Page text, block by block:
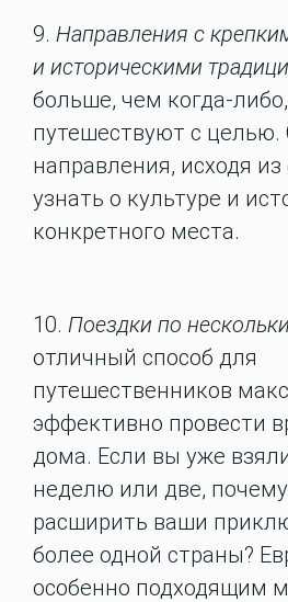
9. Направления с
и историческими
больше, чем когда-
путешествуют с
направления, исходя
узнать о культуре и
конкретного места.
10. Поездки по
отличный способ для
путешественников
эффективно провести
дома. Если вы уже
неделю или две,
расширить ваши
более одной страны?
особенно подходящим